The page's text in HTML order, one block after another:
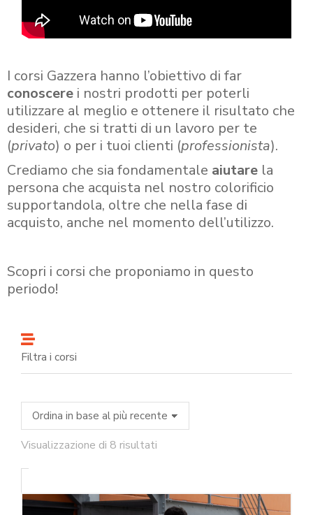
I corsi Gazzera hanno l’obiettivo di far
conoscere i nostri prodotti per poterli
utilizzare al meglio e ottenere il risultato che
desideri, che si tratti di un lavoro per te
(privato) o per i tuoi clienti (professionista).
Crediamo che sia fondamentale aiutare la
persona che acquista nel nostro colorificio
supportandola, oltre che nella fase di
acquisto, anche nel momento dell’utilizzo.
Scopri i corsi che proponiamo in questo
periodo!
Filtra i corsi
Visualizzazione di 8 risultati